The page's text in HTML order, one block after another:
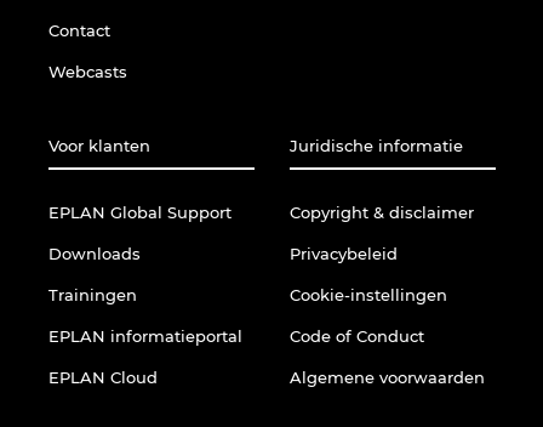
Contact
Webcasts
Voor klanten
EPLAN Global Support
Downloads
Trainingen
EPLAN informatieportal
EPLAN Cloud
Juridische informatie
Copyright & disclaimer
Privacybeleid
Cookie-instellingen
Code of Conduct
Algemene voorwaarden
Luxembourg
Mexico